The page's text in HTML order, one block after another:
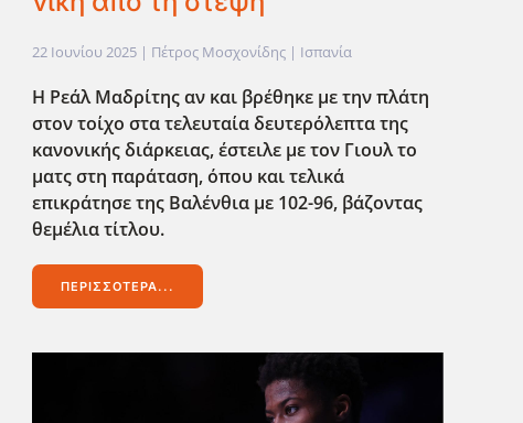
22 Ιουνίου 2025| Πέτρος Μοσχονίδης | Ισπανία
Η Ρεάλ Μαδρίτης αν και βρέθηκε με την πλάτη
στον τοίχο στα τελευταία δευτερόλεπτα της
κανονικής διάρκειας, έστειλε με τον Γιουλ το
ματς στη παράταση, όπου και τελικά
επικράτησε της Βαλένθια με 102-96, βάζοντας
θεμέλια τίτλου.
ΠΕΡΙΣΣΌΤΕΡΑ...